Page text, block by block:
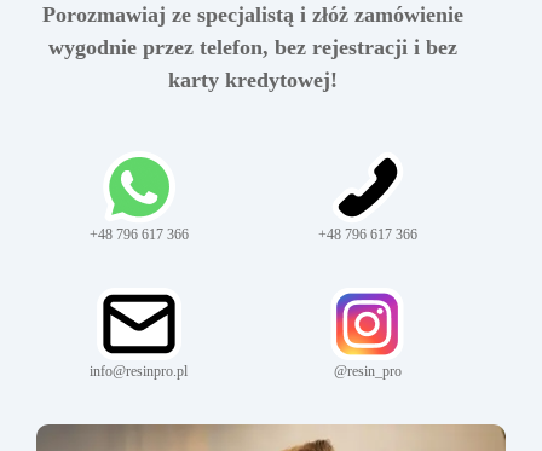
Porozmawiaj ze specjalistą i złóż zamówienie
wygodnie przez telefon, bez rejestracji i bez
karty kredytowej!
+48 796 617 366 +48 796 617 366
info@resinpro.pl @resin_pro